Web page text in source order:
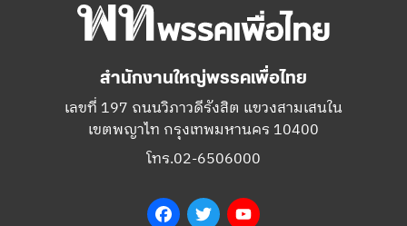
สำนักงานใหญ่พรรคเพื่อไทย
เลขที่ 197 ถนนวิภาวดีรังสิต แขวงสามเสนใน
เขตพญาไท กรุงเทพมหานคร 10400
โทร.02-6506000
FacebookTwitter